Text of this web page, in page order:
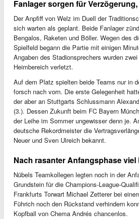
Fanlager sorgen für
Der Anpfiff von Welz im Duell der
sich warten als geplant. Beide Fanlager
Bengalos, Raketen und Böller. Wegen des
Spielfeld begann die Partie mit einigen
Angaben des Stadionsprechers wurden
Heimbereich verletzt.
Auf dem Platz spielten beide Teams nur in
forsch nach vorn. Die erste Gelegenheit
der aber an Stuttgarts Schlussmann
(3.). Dessen Zukunft beim FC Bayern
der Leihe im Sommer ungewisser denn je.
deutsche Rekordmeister die
Neuer und Sven Ulreich bekannt.
Nach rasanter Anfangsphase viel
Nübels Teamkollegen legten noch in der
Grundstein für die Champions-League-
Frankfurts Torwart Michael Zetterer bei
Führich noch den Rückstand verhindern
Kopfball von Chema Andrés chancenlos.